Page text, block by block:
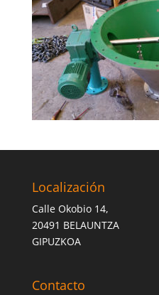
Localización
Calle Okobio 14,
20491 BELAUNTZA
GIPUZKOA
Contacto